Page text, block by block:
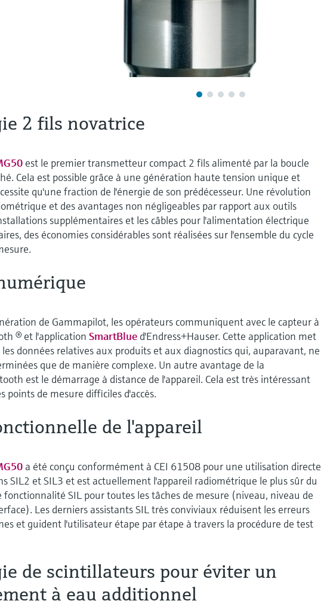
2 fils novatrice
est le premier transmetteur compact 2 fils alimenté par la boucle
Cela est possible grâce à une génération haute tension unique et
qu'une fraction de l'énergie de son prédécesseur. Une révolution
et des avantages non négligeables par rapport aux outils
supplémentaires et les câbles pour l'alimentation électrique
des économies considérables sont réalisées sur l'ensemble du cycle
de Gammapilot, les opérateurs communiquent avec le capteur à
® et l'application SmartBlue d'Endress+Hauser. Cette application met
données relatives aux produits et aux diagnostics qui, auparavant, ne
que de manière complexe. Un autre avantage de la
est le démarrage à distance de l'appareil. Cela est très intéressant
points de mesure difficiles d'accès.
de l'appareil
a été conçu conformément à CEI 61508 pour une utilisation directe
SIL2 et SIL3 et est actuellement l'appareil radiométrique le plus sûr du
SIL pour toutes les tâches de mesure (niveau, niveau de
Les derniers assistants SIL très conviviaux réduisent les erreurs
et guident l'utilisateur étape par étape à travers la procédure de test
de scintillateurs pour éviter un
à eau additionnel